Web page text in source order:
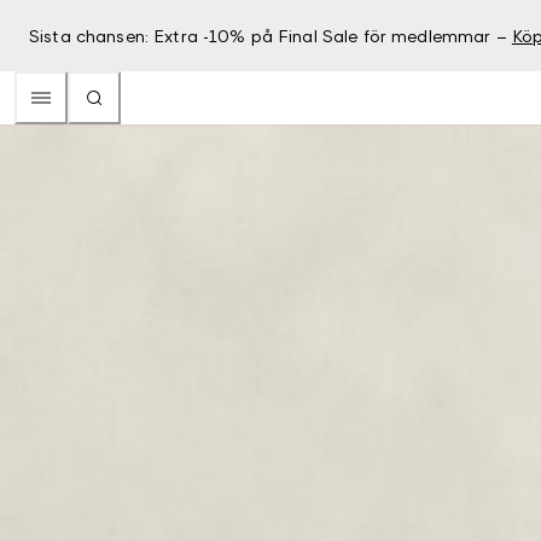
Sista chansen: Extra -10% på Final Sale för medlemmar –